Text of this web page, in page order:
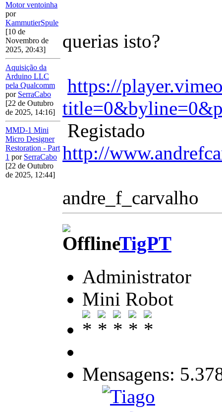
Motor ventoinha
por
KammutierSpule
[10 de
Novembro de
2025, 20:43]
Aquisição da
Arduino LLC
pela Qualcomm
por SerraCabo
[22 de Outubro
de 2025, 14:16]
MMD-1 Mini
Micro Designer
Restoration - Part
1 por SerraCabo
[22 de Outubro
de 2025, 12:44]
querias isto?
https://
Registado
http://
andre_f_carvalho
TigPT
Administrator
Mini Robot
Mensagens: